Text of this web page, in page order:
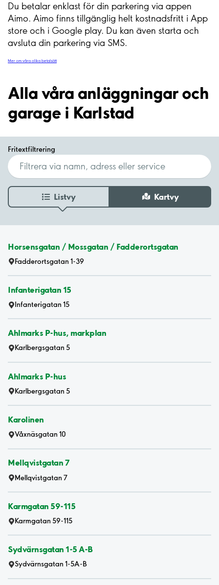
Du betalar enklast för din parkering via appen
Aimo. Aimo finns tillgänglig helt kostnadsfritt i App
store och i Google play. Du kan även starta och
avsluta din parkering via SMS.
Mer om våra olika betalsätt
Alla våra anläggningar och
garage i Karlstad
Fritextfiltrering
Listvy Kartvy
Horsensgatan / Mossgatan / Fadderortsgatan
Fadderortsgatan 1-39
Infanterigatan 15
Infanterigatan 15
Ahlmarks P-hus, markplan
Karlbergsgatan 5
Ahlmarks P-hus
Karlbergsgatan 5
Karolinen
Våxnäsgatan 10
Mellqvistgatan 7
Mellqvistgatan 7
Karmgatan 59-115
Karmgatan 59-115
Sydvärnsgatan 1-5 A-B
Sydvärnsgatan 1-5A-B